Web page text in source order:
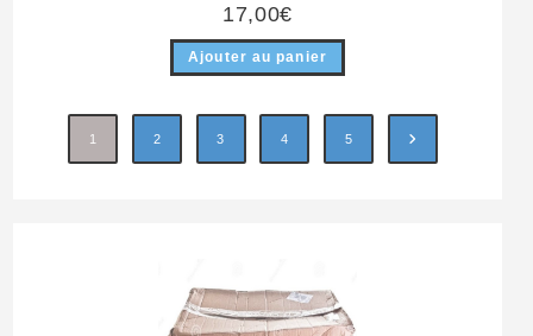
17,00€
Ajouter au panier
1 2 3 4 5